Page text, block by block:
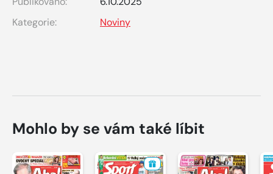
Kategorie:
Noviny
Mohlo by se vám také líbit